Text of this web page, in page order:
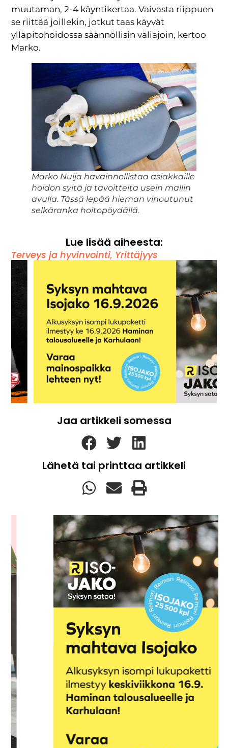
muutaman, 2-4 käyntikertaa. Vaivasta riippuen
se riittää joillekin, jotkut taas käyvät
ylläpitohoidossa säännöllisin väliajoin, kertoo
Marko.
Marko Nuija havainnollistaa asiakkaille
hoidon syitä ja tavoitteita usein mallin
avulla. Tässä lepää hieman vinoutunut
selkäranka hoitopöydällä.
Lue lisää aiheesta:
Terveys ja hyvinvointi, Yrittäjyys
Jaa artikkeli somessa
Lähetä tai printtaa artikkeli